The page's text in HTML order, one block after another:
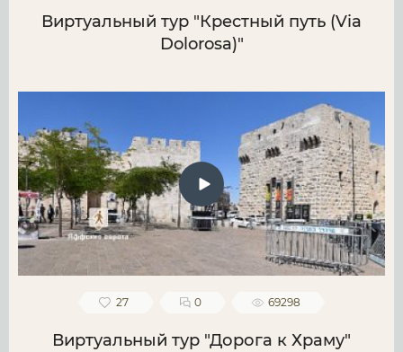
Виртуальный тур "Крестный путь (Via
Dolorosa)"
27 0 69298
Виртуальный тур "Дорога к Храму"